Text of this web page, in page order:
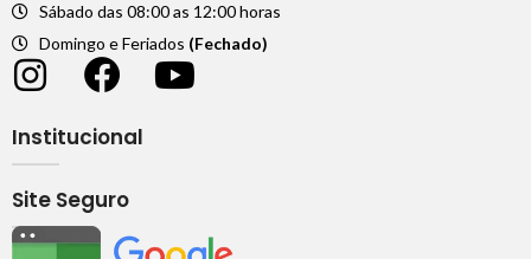
Sábado das 08:00 as 12:00 horas
Domingo e Feriados (Fechado)
Institucional
Site Seguro